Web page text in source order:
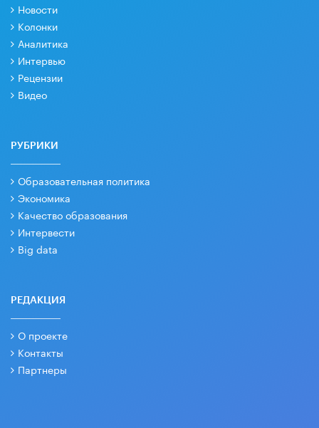
Новости
Колонки
Аналитика
Интервью
Рецензии
Видео
РУБРИКИ
Образовательная политика
Экономика
Качество образования
Интервести
Big data
РЕДАКЦИЯ
О проекте
Контакты
Партнеры